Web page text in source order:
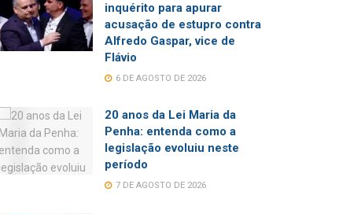
inquérito para apurar
acusação de estupro contra
Alfredo Gaspar, vice de
Flávio
6 DE AGOSTO DE 2026
20 anos da Lei Maria da
Penha: entenda como a
legislação evoluiu neste
período
7 DE AGOSTO DE 2026